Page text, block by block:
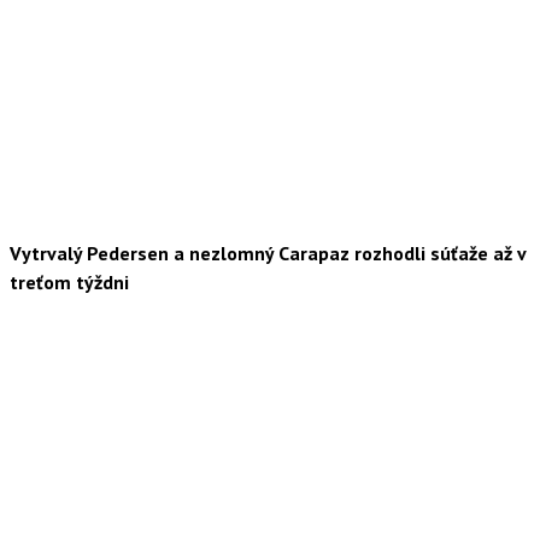
Vytrvalý Pedersen a nezlomný Carapaz rozhodli súťaže až v
treťom týždni